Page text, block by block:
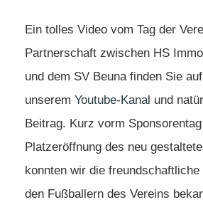
Ein tolles Video vom Tag der
Partnerschaft zwischen HS
und dem SV Beuna finden Sie auf
unserem Youtube-Kanal und
Beitrag. Kurz vorm
Platzeröffnung des neu
konnten wir die
den Fußballern des Vereins